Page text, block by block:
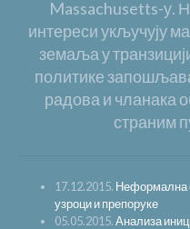
Massachusetts-у.
интереси укључују
земаља у
политике
радова и чланака
страним
17.12.2015. Неформална
узроци и препоруке
05.05.2015.Анализа